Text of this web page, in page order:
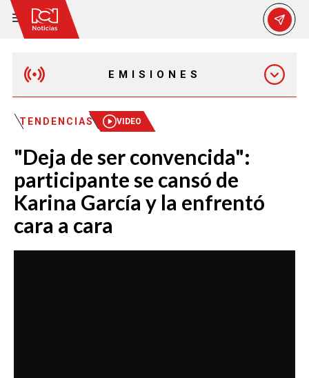
EMISIONES
EMISIÓN 12:30 PM
EMISIÓN 7:00 PM
TENDENCIAS VIDEO
"Deja de ser convencida":
participante se cansó de
Karina García y la enfrentó
cara a cara